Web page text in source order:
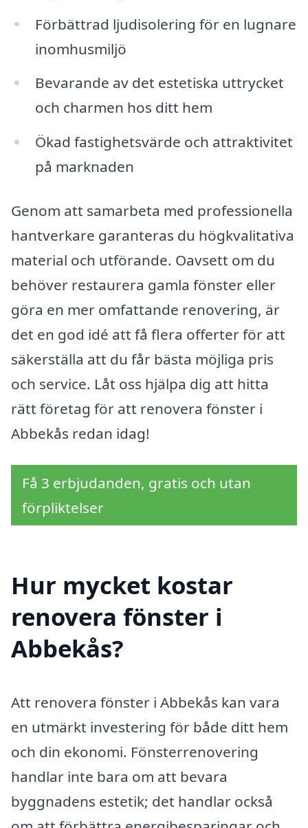
Förbättrad ljudisolering för en lugnare
inomhusmiljö
Bevarande av det estetiska uttrycket
och charmen hos ditt hem
Ökad fastighetsvärde och attraktivitet
på marknaden
Genom att samarbeta med professionella
hantverkare garanteras du högkvalitativa
material och utförande. Oavsett om du
behöver restaurera gamla fönster eller
göra en mer omfattande renovering, är
det en god idé att få flera offerter för att
säkerställa att du får bästa möjliga pris
och service. Låt oss hjälpa dig att hitta
rätt företag för att renovera fönster i
Abbekås redan idag!
Få 3 erbjudanden, gratis och utan
förpliktelser
Hur mycket kostar
renovera fönster i
Abbekås?
Att renovera fönster i Abbekås kan vara
en utmärkt investering för både ditt hem
och din ekonomi. Fönsterrenovering
handlar inte bara om att bevara
byggnadens estetik; det handlar också